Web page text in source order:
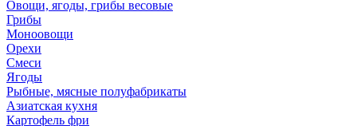
Овощи, ягоды, грибы весовые
Грибы
Моноовощи
Орехи
Смеси
Ягоды
Рыбные, мясные полуфабрикаты
Азиатская кухня
Картофель фри